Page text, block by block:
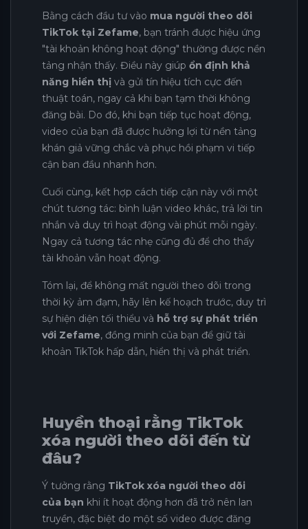
Bằng cách đầu tư vào mua người theo dõi
TikTok tại Zefame, bạn tránh được hiệu ứng
"tài khoản không hoạt động" thường được nền
tảng nhận thấy. Điều này giúp ổn định khả
năng hiển thị và gửi tín hiệu tích cực đến
thuật toán, ngay cả khi bạn tạm thời không
đăng bài. Do đó, khi bạn tiếp tục hoạt động,
video của bạn đã được hưởng lợi từ nền tảng
khán giả vững chắc và phục hồi phạm vi tiếp
cận ban đầu nhanh hơn.
Cuối cùng, kết hợp cách tiếp cận này với một
chút tương tác: bình luận video khác, trả lời tin
nhắn và duy trì hoạt động vài phút mỗi ngày.
Ngay cả tương tác nhẹ cũng đủ để cho thấy
tài khoản vẫn hoạt động.
Tóm lại, để không mất người theo dõi trong
thời kỳ ảm đạm, hãy lên kế hoạch trước, duy trì
sự hiện diện tối thiểu và hỗ trợ sự phát triển
với Zefame, đồng minh của bạn để giữ tài
khoản TikTok hấp dẫn, hiển thị và phát triển.
Huyền thoại rằng TikTok
xóa người theo dõi đến từ
đâu?
Ý tưởng rằng TikTok xóa người theo dõi
của bạn khi ít hoạt động hơn đã trở nên lan
truyền, đặc biệt do một số video được đăng